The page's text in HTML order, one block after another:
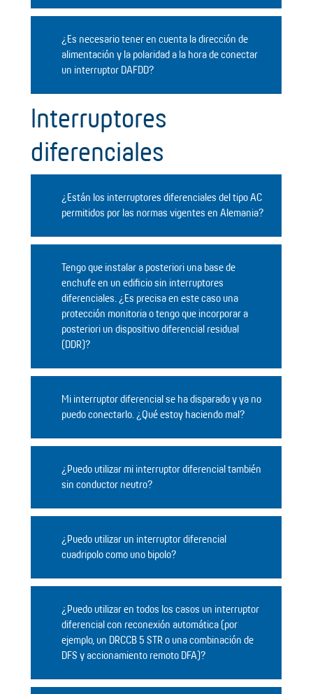
¿Es necesario tener en cuenta la dirección de
alimentación y la polaridad a la hora de conectar
un interruptor DAFDD?
Interruptores
diferenciales
¿Están los interruptores diferenciales del tipo AC
permitidos por las normas vigentes en Alemania?
Tengo que instalar a posteriori una base de
enchufe en un edificio sin interruptores
diferenciales. ¿Es precisa en este caso una
protección monitoria o tengo que incorporar a
posteriori un dispositivo diferencial residual
(DDR)?
Mi interruptor diferencial se ha disparado y ya no
puedo conectarlo. ¿Qué estoy haciendo mal?
¿Puedo utilizar mi interruptor diferencial también
sin conductor neutro?
¿Puedo utilizar un interruptor diferencial
cuadripolo como uno bipolo?
¿Puedo utilizar en todos los casos un interruptor
diferencial con reconexión automática (por
ejemplo, un DRCCB 5 STR o una combinación de
DFS y accionamiento remoto DFA)?